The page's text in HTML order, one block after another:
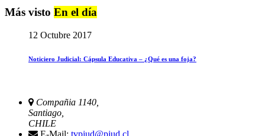
Más visto En el día
12 Octubre 2017
Noticiero Judicial: Cápsula Educativa – ¿Qué es una foja?
Compañia 1140,
Santiago,
CHILE
E-Mail: tvpjud@pjud.cl